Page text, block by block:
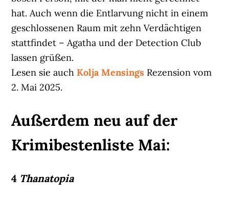
hat. Auch wenn die Entlarvung nicht in einem
geschlossenen Raum mit zehn Verdächtigen
stattfindet – Agatha und der Detection Club
lassen grüßen.
Lesen sie auch Kolja Mensings Rezension vom
2. Mai 2025.
Außerdem neu auf der
Krimibestenliste Mai:
4 Thanatopia